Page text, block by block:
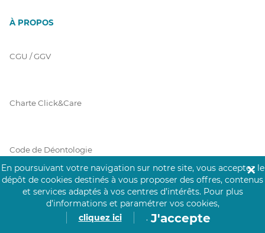
À PROPOS
CGU / GGV
Charte Click&Care
Code de Déontologie
Mentions Légales
En poursuivant votre navigation sur notre site, vous acceptez le
dépôt de cookies destinés à vous proposer des offres, contenus
et services adaptés à vos centres d’intérêts. Pour plus
d’informations et paramétrer vos cookies,
cliquez ici
. J'accepte
✕